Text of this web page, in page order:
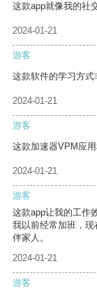
这款app就像我的社
2024-01-21
游客
这款软件的学习方式
2024-01-21
游客
这款加速器VPM应
2024-01-21
游客
这款app让我的工作
我以前经常加班，
伴家人。
2024-01-21
游客